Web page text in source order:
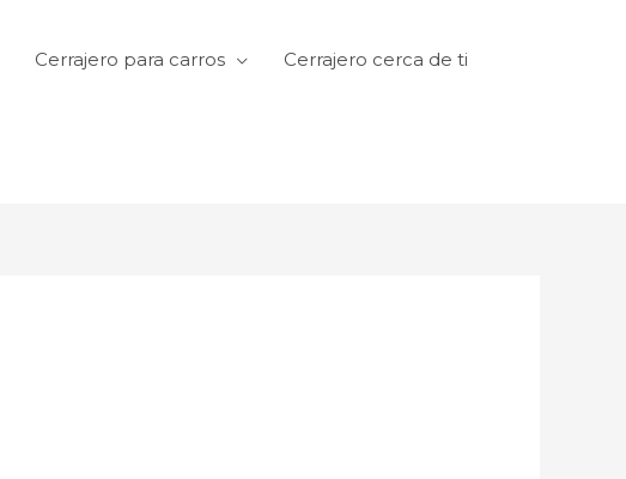
Cerrajero para carros Cerrajero cerca de ti